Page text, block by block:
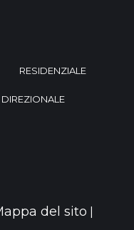
RESIDENZIALE
DIREZIONALE
del sito